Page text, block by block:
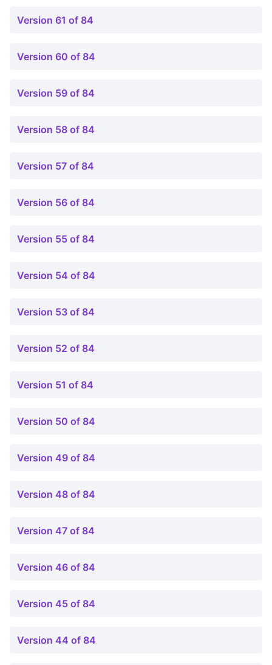
Version 61 of 84
Version 60 of 84
Version 59 of 84
Version 58 of 84
Version 57 of 84
Version 56 of 84
Version 55 of 84
Version 54 of 84
Version 53 of 84
Version 52 of 84
Version 51 of 84
Version 50 of 84
Version 49 of 84
Version 48 of 84
Version 47 of 84
Version 46 of 84
Version 45 of 84
Version 44 of 84